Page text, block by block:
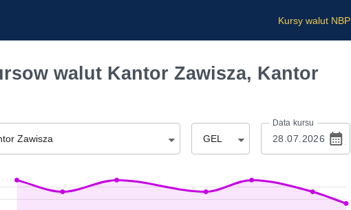
Kursy walut NBP
walut Kantor Zawisza, Kantor
Zawisza GEL
Data kursu